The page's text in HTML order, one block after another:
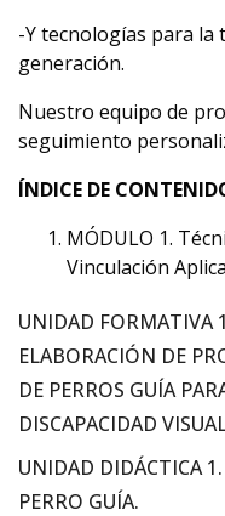
-Y tecnologías para
generación.
Nuestro equipo de
seguimiento
ÍNDICE DE
MÓDULO 1.
Vinculación
UNIDAD FORMATIVA
ELABORACIÓN DE
DE PERROS GUÍA
DISCAPACIDAD
UNIDAD DIDÁCTICA
PERRO GUÍA.